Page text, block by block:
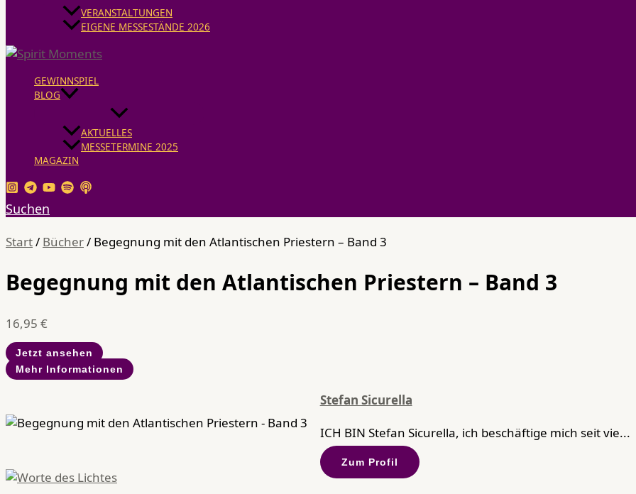
VERANSTALTUNGEN
EIGENE MESSESTÄNDE 2026
GEWINNSPIEL
BLOG
AKTUELLES
MESSETERMINE 2025
MAGAZIN
Suchen
Start/ Bücher/ Begegnung mit den Atlantischen Priestern – Band 3
Begegnung mit den Atlantischen Priestern – Band 3
16,95 €
Jetzt ansehen
Mehr Informationen
Stefan Sicurella
ICH BIN Stefan Sicurella, ich beschäftige mich seit vie...
Zum Profil